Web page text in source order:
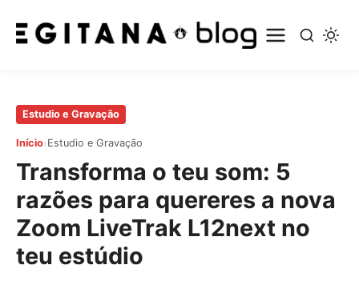
Pular
conteúdo
principal
Estudio e Gravação
Início›Estudio e Gravação
Transforma o teu som: 5
razões para quereres a nova
Zoom LiveTrak L12next no
teu estúdio